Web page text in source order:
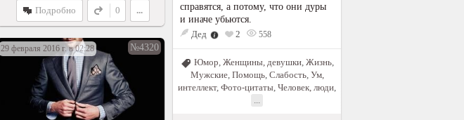
Подробно 0 ...
справятся, а потому, что они дуры
и иначе убьются.
Дед
2 558
Юмор Женщины, девушки, Жизнь,
Мужские, Помощь, Слабость, Ум,
интеллект, Фото-цитаты Человек, люди
29 февраля 2016 г. в 02:28 №4320